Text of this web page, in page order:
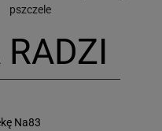
pszczele
Na83